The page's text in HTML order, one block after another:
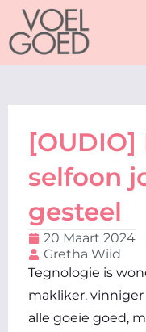
Skip
content
selfoon
gesteel
20 Maart 2024
Gretha Wiid
Tegnologie is
makliker,
alle goeie goed,